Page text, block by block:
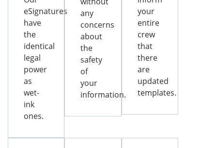
eSignatures
have
the
identical
legal
power
as
wet-
ink
ones.
any
concerns
about
the
safety
of
your
information.
your
entire
crew
that
there
are
updated
templates.